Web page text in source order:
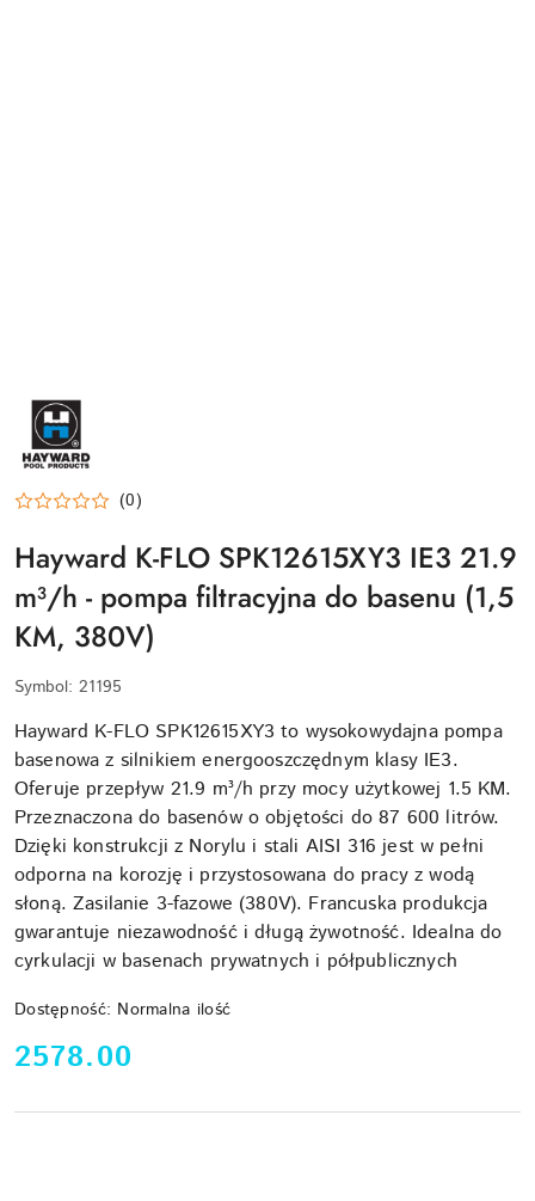
HAYWARD-
LOGO
(0)
Hayward K-FLO SPK12615XY3 IE3 21.9
m³/h - pompa filtracyjna do basenu (1,5
KM, 380V)
Symbol: 21195
Hayward K-FLO SPK12615XY3 to wysokowydajna pompa
basenowa z silnikiem energooszczędnym klasy IE3.
Oferuje przepływ 21.9 m³/h przy mocy użytkowej 1.5 KM.
Przeznaczona do basenów o objętości do 87 600 litrów.
Dzięki konstrukcji z Norylu i stali AISI 316 jest w pełni
odporna na korozję i przystosowana do pracy z wodą
słoną. Zasilanie 3-fazowe (380V). Francuska produkcja
gwarantuje niezawodność i długą żywotność. Idealna do
cyrkulacji w basenach prywatnych i półpublicznych
Dostępność: Normalna ilość
cena:
2578.00